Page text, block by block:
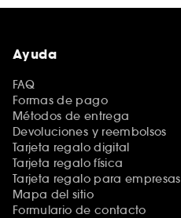
Ayuda
FAQ
Formas de pago
Métodos de entrega
Devoluciones y reembolsos
Tarjeta regalo digital
Tarjeta regalo física
Tarjeta regalo para empresas
Mapa del sitio
Formulario de contacto